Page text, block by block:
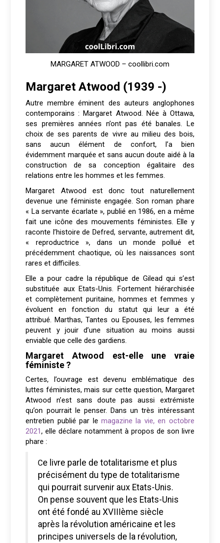
MARGARET ATWOOD – coollibri.com
Margaret Atwood (1939 -)
Autre membre éminent des auteurs anglophones
contemporains : Margaret Atwood. Née à Ottawa,
ses premières années n’ont pas été banales. Le
choix de ses parents de vivre au milieu des bois,
sans aucun élément de confort, l’a bien
évidemment marquée et sans aucun doute aidé à la
construction de sa conception égalitaire des
relations entre les hommes et les femmes.
Margaret Atwood est donc tout naturellement
devenue une féministe engagée. Son roman phare
« La servante écarlate », publié en 1986, en a même
fait une icône des mouvements féministes. Elle y
raconte l’histoire de Defred, servante, autrement dit,
« reproductrice », dans un monde pollué et
précédemment chaotique, où les naissances sont
rares et difficiles.
Elle a pour cadre la république de Gilead qui s’est
substituée aux Etats-Unis. Fortement hiérarchisée
et complètement puritaine, hommes et femmes y
évoluent en fonction du statut qui leur a été
attribué. Marthas, Tantes ou Epouses, les femmes
peuvent y jouir d’une situation au moins aussi
enviable que celle des gardiens.
Margaret Atwood est-elle une vraie
féministe ?
Certes, l’ouvrage est devenu emblématique des
luttes féministes, mais sur cette question, Margaret
Atwood n’est sans doute pas aussi extrémiste
qu’on pourrait le penser. Dans un très intéressant
entretien publié par le magazine la vie, en octobre
2021, elle déclare notamment à propos de son livre
phare :
Ce livre parle de totalitarisme et plus
précisément du type de totalitarisme
qui pourrait survenir aux Etats-Unis.
On pense souvent que les Etats-Unis
ont été fondé au XVIIIème siècle
après la révolution américaine et les
principes universels de la révolution,